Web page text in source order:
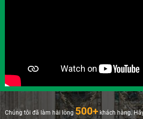
Chúng tôi đã làm hài lòng500+ khách hàng.